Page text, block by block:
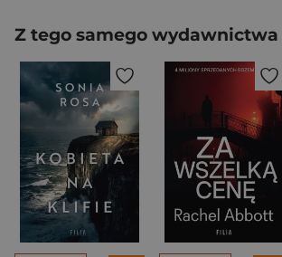
Z tego samego wydawnictwa